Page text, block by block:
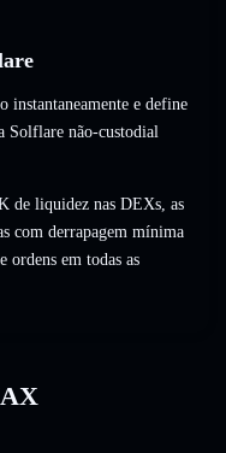
e define
Solflare não-custodial
de liquidez nas DEXs, as
com derrapagem mínima
ordens em todas as